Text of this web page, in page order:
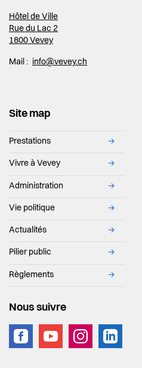
Hôtel de Ville
Rue du Lac 2
1800 Vevey
Mail : info@vevey.ch
Site map
Prestations →
Vivre à Vevey →
Administration →
Vie politique →
Actualités →
Pilier public →
Règlements →
Nous suivre